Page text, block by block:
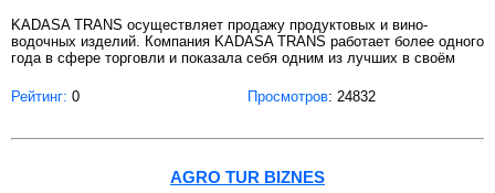
KADASA TRANS осуществляет продажу продуктовых и вино-
водочных изделий. Компания KADASA TRANS работает более одного
года в сфере торговли и показала себя одним из лучших в своём
Рейтинг: 0 Просмотров: 24832
AGRO TUR BIZNES